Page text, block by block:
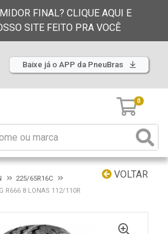
FINAL? CLIQUE AQUI E
SITE FEITO PRA VOCÊ
Baixe já o APP da PneuBras
0
VOLTAR
225/65R16C
R666 8 LONAS 112/110R